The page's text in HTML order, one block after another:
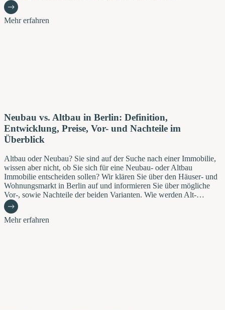
Mehr erfahren
Neubau vs. Altbau in Berlin: Definition,
Entwicklung, Preise, Vor- und Nachteile im
Überblick
Altbau oder Neubau? Sie sind auf der Suche nach einer Immobilie,
wissen aber nicht, ob Sie sich für eine Neubau- oder Altbau
Immobilie entscheiden sollen? Wir klären Sie über den Häuser- und
Wohnungsmarkt in Berlin auf und informieren Sie über mögliche
Vor-, sowie Nachteile der beiden Varianten. Wie werden Alt-…
Mehr erfahren